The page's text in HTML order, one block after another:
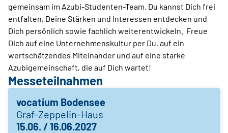
gemeinsam im Azubi-Studenten-Team. Du kannst Dich frei
entfalten, Deine Stärken und Interessen entdecken und
Dich persönlich sowie fachlich weiterentwickeln. Freue
Dich auf eine Unternehmenskultur per Du, auf ein
wertschätzendes Miteinander und auf eine starke
Azubigemeinschaft, die auf Dich wartet!
Messeteilnahmen
vocatium Bodensee
Graf-Zeppelin-Haus
15.06. / 16.06.2027